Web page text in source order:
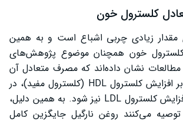
کلسترول خون
مقدار زیادی چربی اشباع است و به همین
کلسترول خون همچنان موضوع پژوهش‌های
نشان داده‌اند که مصرف متعادل آن
ممکن است علاوه بر افزایش کلسترول HDL (کلسترول مفید)، در
برخی افراد باعث افزایش کلسترول LDL نیز شود. به همین دلیل،
می‌کنند روغن نارگیل جایگزین کامل